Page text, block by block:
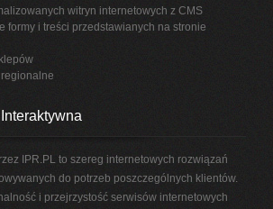
witryn internetowych z CMS
formy i treści przedstawianych na stronie
IPR.PL to szereg internetowych rozwiązań
do potrzeb poszczególnych klientów.
i przejrzystość serwisów internetowych